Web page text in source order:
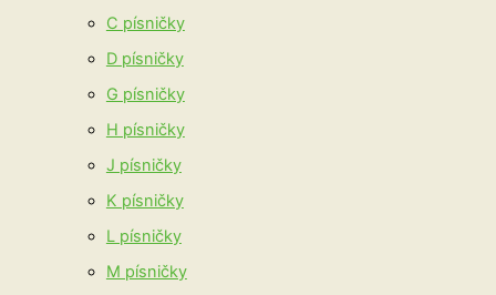
C písničky
D písničky
G písničky
H písničky
J písničky
K písničky
L písničky
M písničky